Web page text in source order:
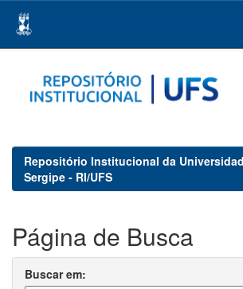
navigation
Repositório Institucional da
Sergipe - RI/UFS
Página de Busca
Buscar em: